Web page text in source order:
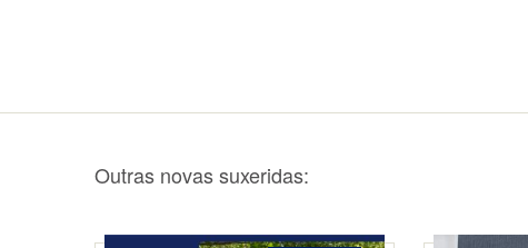
Outras novas suxeridas: